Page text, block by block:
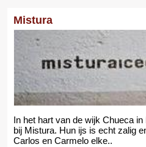
Mistura
In het hart van de wijk Chueca
bij Mistura. Hun ijs is echt zalig
Carlos en Carmelo elke..